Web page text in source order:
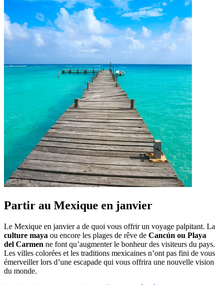
Partir au Mexique en janvier
Le Mexique en janvier a de quoi vous offrir un voyage palpitant. La
culture maya ou encore les plages de rêve de Cancún ou Playa
del Carmen ne font qu’augmenter le bonheur des visiteurs du pays.
Les villes colorées et les traditions mexicaines n’ont pas fini de vous
émerveiller lors d’une escapade qui vous offrira une nouvelle vision
du monde.